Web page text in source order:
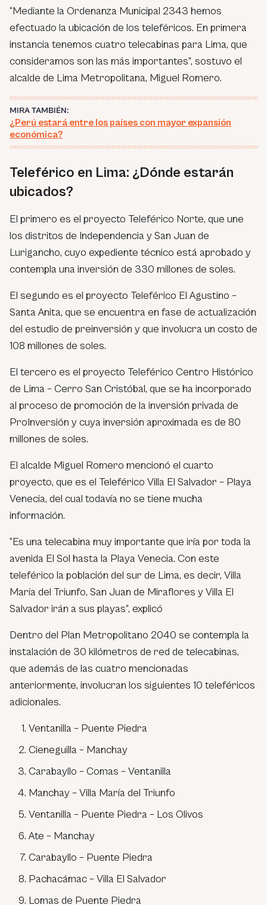
“Mediante la Ordenanza Municipal 2343 hemos
efectuado la ubicación de los teleféricos. En primera
instancia tenemos cuatro telecabinas para Lima, que
consideramos son las más importantes”, sostuvo el
alcalde de Lima Metropolitana, Miguel Romero.
MIRA TAMBIÉN:
¿Perú estará entre los países con mayor expansión
económica?
Teleférico en Lima: ¿Dónde estarán
ubicados?
El primero es el proyecto Teleférico Norte, que une
los distritos de Independencia y San Juan de
Lurigancho, cuyo expediente técnico está aprobado y
contempla una inversión de 330 millones de soles.
El segundo es el proyecto Teleférico El Agustino –
Santa Anita, que se encuentra en fase de actualización
del estudio de preinversión y que involucra un costo de
108 millones de soles.
El tercero es el proyecto Teleférico Centro Histórico
de Lima – Cerro San Cristóbal, que se ha incorporado
al proceso de promoción de la inversión privada de
ProInversión y cuya inversión aproximada es de 80
millones de soles.
El alcalde Miguel Romero mencionó el cuarto
proyecto, que es el Teleférico Villa El Salvador – Playa
Venecia, del cual todavía no se tiene mucha
información.
“Es una telecabina muy importante que iría por toda la
avenida El Sol hasta la Playa Venecia. Con este
teleférico la población del sur de Lima, es decir, Villa
María del Triunfo, San Juan de Miraflores y Villa El
Salvador irán a sus playas”, explicó
Dentro del Plan Metropolitano 2040 se contempla la
instalación de 30 kilómetros de red de telecabinas,
que además de las cuatro mencionadas
anteriormente, involucran los siguientes 10 teleféricos
adicionales.
Ventanilla – Puente Piedra
Cieneguilla – Manchay
Carabayllo – Comas – Ventanilla
Manchay – Villa María del Triunfo
Ventanilla – Puente Piedra – Los Olivos
Ate – Manchay
Carabayllo – Puente Piedra
Pachacámac – Villa El Salvador
Lomas de Puente Piedra